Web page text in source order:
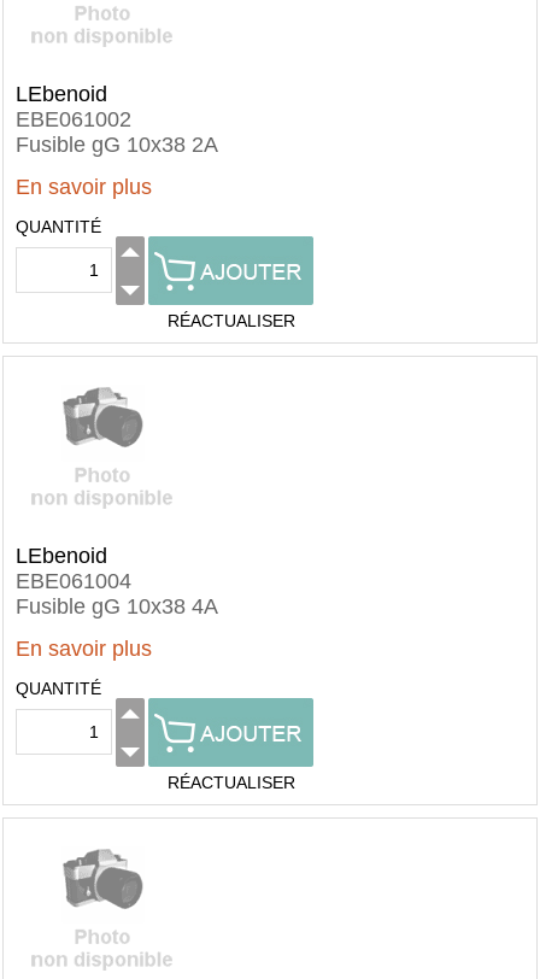
LEbenoid
EBE061002
Fusible gG 10x38 2A
En savoir plus
QUANTITÉ
RÉACTUALISER
LEbenoid
EBE061004
Fusible gG 10x38 4A
En savoir plus
QUANTITÉ
RÉACTUALISER